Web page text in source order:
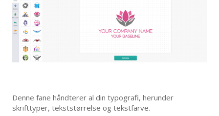
Denne fane håndterer al din typografi, herunder
skrifttyper, tekststørrelse og tekstfarve.